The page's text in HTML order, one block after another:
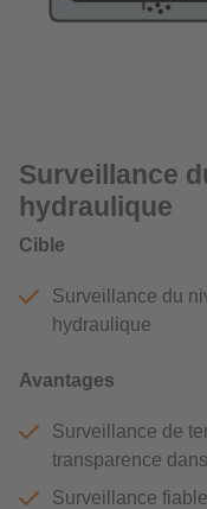
Surveillance
hydraulique
Cible
Surveillance du
hydraulique
Avantages
Surveillance de
transparence
Surveillance